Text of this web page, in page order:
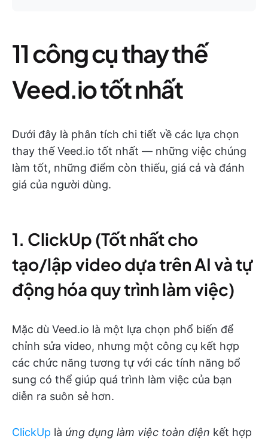
11 công cụ thay thế
Veed.io tốt nhất
Dưới đây là phân tích chi tiết về các lựa chọn
thay thế Veed.io tốt nhất — những việc chúng
làm tốt, những điểm còn thiếu, giá cả và đánh
giá của người dùng.
1. ClickUp (Tốt nhất cho
tạo/lập video dựa trên AI và tự
động hóa quy trình làm việc)
Mặc dù Veed.io là một lựa chọn phổ biến để
chỉnh sửa video, nhưng một công cụ kết hợp
các chức năng tương tự với các tính năng bổ
sung có thể giúp quá trình làm việc của bạn
diễn ra suôn sẻ hơn.
ClickUp là ứng dụng làm việc toàn diện kết hợp